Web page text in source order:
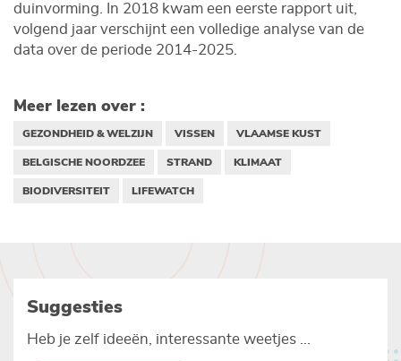
duinvorming. In 2018 kwam een eerste rapport uit,
volgend jaar verschijnt een volledige analyse van de
data over de periode 2014-2025.
Meer lezen over :
GEZONDHEID & WELZIJN VISSEN
VLAAMSE KUST
BELGISCHE NOORDZEE
STRAND
KLIMAAT
BIODIVERSITEIT
LIFEWATCH
Suggesties
Heb je zelf ideeën, interessante weetjes ...